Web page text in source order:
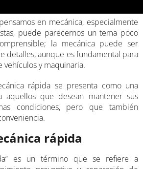
en mecánica, especialmente
puede parecernos un tema poco
la mecánica puede ser
detalles, aunque es fundamental para
y maquinaria.
rápida se presenta como una
aquellos que desean mantener sus
condiciones, pero que también
rápida
es un término que se refiere a